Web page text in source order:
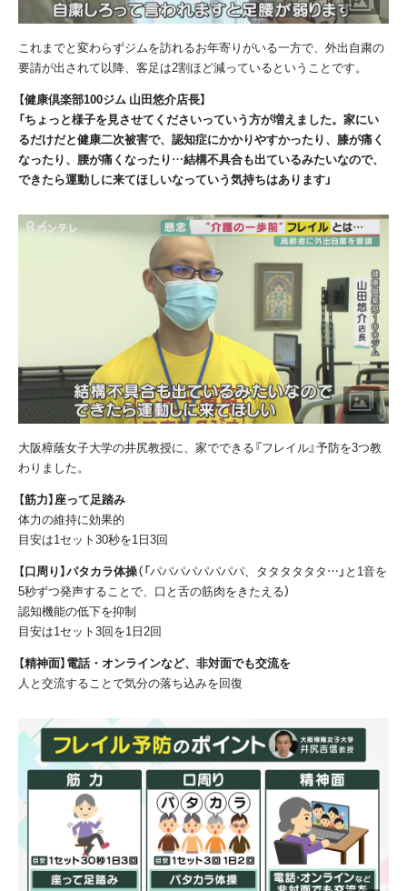
これまでと変わらずジムを訪れるお年寄りがいる一方で、外出自粛の
要請が出されて以降、客足は2割ほど減っているということです。
【健康倶楽部100ジム 山田悠介店長】
「ちょっと様子を見させてくださいっていう方が増えました。家にい
るだけだと健康二次被害で、認知症にかかりやすかったり、膝が痛く
なったり、腰が痛くなったり…結構不具合も出ているみたいなので、
できたら運動しに来てほしいなっていう気持ちはあります」
大阪樟蔭女子大学の井尻教授に、家でできる『フレイル』予防を3つ教
わりました。
【筋力】座って足踏み
体力の維持に効果的
目安は1セット30秒を1日3回
【口周り】パタカラ体操（「パパパパパパパパ、タタタタタタ…」と1音を
5秒ずつ発声することで、口と舌の筋肉をきたえる）
認知機能の低下を抑制
目安は1セット3回を1日2回
【精神面】電話・オンラインなど、非対面でも交流を
人と交流することで気分の落ち込みを回復